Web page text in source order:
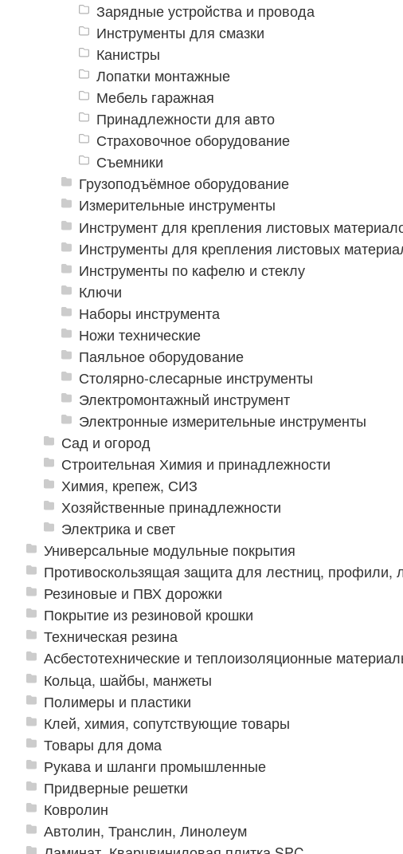
Зарядные устройства и провода
Инструменты для смазки
Канистры
Лопатки монтажные
Мебель гаражная
Принадлежности для авто
Страховочное оборудование
Съемники
Грузоподъёмное оборудование
Измерительные инструменты
Инструмент для крепления листовых
Инструменты для крепления листовых
Инструменты по кафелю и стеклу
Ключи
Наборы инструмента
Ножи технические
Паяльное оборудование
Столярно-слесарные инструменты
Электромонтажный инструмент
Электронные измерительные инструменты
Сад и огород
Строительная Химия и принадлежности
Химия, крепеж, СИЗ
Хозяйственные принадлежности
Электрика и свет
Универсальные модульные покрытия
Противоскользящая защита для лестниц, профили,
Резиновые и ПВХ дорожки
Покрытие из резиновой крошки
Техническая резина
Асбестотехнические и теплоизоляционные
Кольца, шайбы, манжеты
Полимеры и пластики
Клей, химия, сопутствующие товары
Товары для дома
Рукава и шланги промышленные
Придверные решетки
Ковролин
Автолин, Транслин, Линолеум